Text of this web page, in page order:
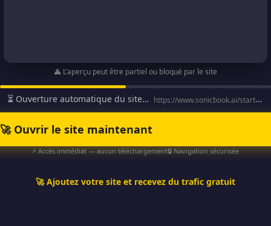
⚠️ L’aperçu peut être partiel ou bloqué par le site
⏳ Ouverture automatique du site… https://www.sonicbook.ai/startnow-fr?sa=sa0003212683dd183ec0…
🚀 Ouvrir le site maintenant
⚡ Accès immédiat — aucun téléchargement🔒 Navigation sécurisée
🚀 Ajoutez votre site et recevez du trafic gratuit